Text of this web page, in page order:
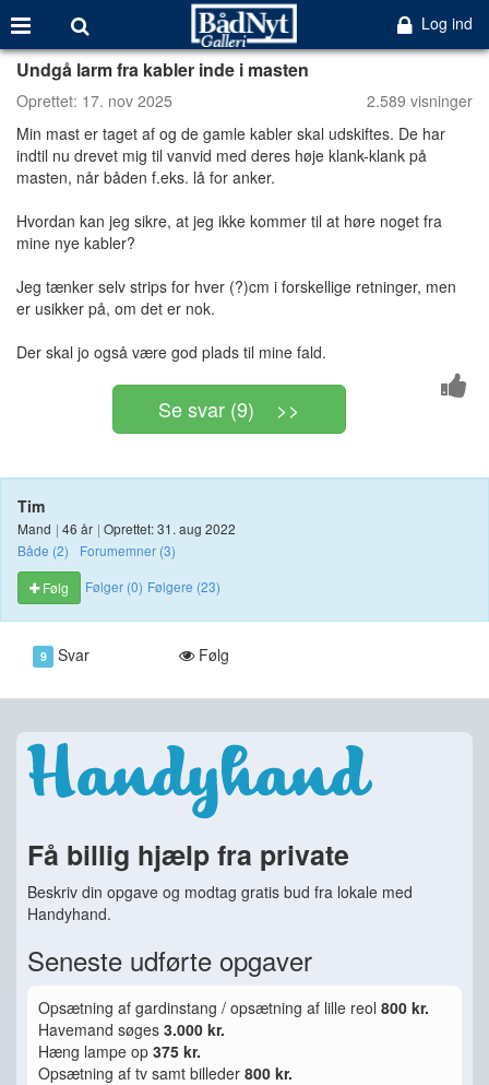
Log ind
Undgå larm fra kabler inde i masten
Oprettet: 17. nov 2025
2.589 visninger
Min mast er taget af og de gamle kabler skal udskiftes. De har
indtil nu drevet mig til vanvid med deres høje klank-klank på
masten, når båden f.eks. lå for anker.
Hvordan kan jeg sikre, at jeg ikke kommer til at høre noget fra
mine nye kabler?
Jeg tænker selv strips for hver (?)cm i forskellige retninger, men
er usikker på, om det er nok.
Der skal jo også være god plads til mine fald.
Se svar (9) >>
Tim
Mand | 46 år | Oprettet: 31. aug 2022
Både (2)
Forumemner (3)
Følg
Følger (0) Følgere (23)
9 Svar Følg
Få billig hjælp fra private
Beskriv din opgave og modtag gratis bud fra lokale med
Handyhand.
Seneste udførte opgaver
Opsætning af gardinstang / opsætning af lille reol 800 kr.
Havemand søges 3.000 kr.
Hæng lampe op 375 kr.
Opsætning af tv samt billeder 800 kr.